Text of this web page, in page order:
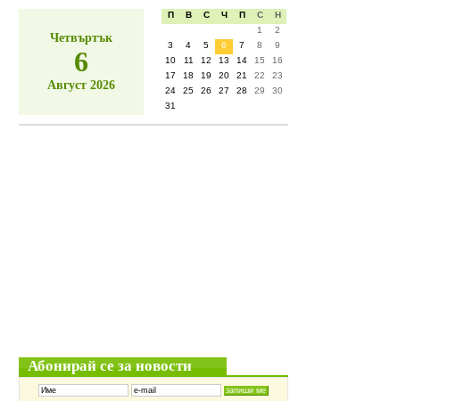
Четвъртък
6
Август 2026
П В С Ч П С
Н
1
2
3
4 5 6 7 8
9
10
11 12 13 14 15
16
17
18 19 20 21 22
23
24
25 26 27 28 29
30
31
Абонирай се за новости